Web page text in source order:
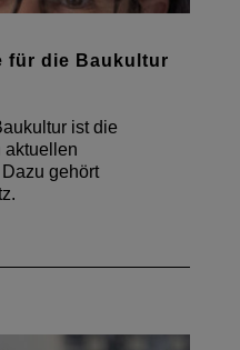
für die Baukultur
ist die
aktuellen
gehört